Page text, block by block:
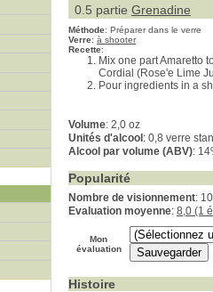
0.5 partie Grenadine
Méthode: Préparer dans le verre
Verre: à shooter
Recette:
Mix one part Amaretto
Cordial (Rose'e Lime
Pour ingredients in a
Volume: 2,0 oz
Unités d'alcool : 0,8 verre
Alcool par volume (ABV):
Popularité
Nombre de visionnement:
Evaluation moyenne: 8,0 (1
Mon
évaluation
Histoire